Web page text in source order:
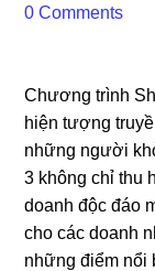
0 Comments
Chương trình
hiện tượng
những người
3 không chỉ thu
doanh độc đáo
cho các doanh
những điểm nổi